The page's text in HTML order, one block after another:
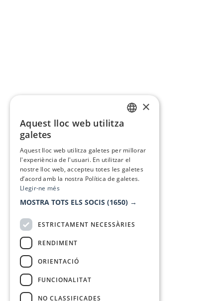
×
Aquest lloc web utilitza
galetes
Aquest lloc web utilitza galetes per millorar
l'experiència de l'usuari. En utilitzar el
nostre lloc web, accepteu totes les galetes
d’acord amb la nostra Política de galetes.
Llegir-ne més
MOSTRA TOTS ELS SOCIS (1650) →
ESTRICTAMENT NECESSÀRIES
RENDIMENT
ORIENTACIÓ
FUNCIONALITAT
NO CLASSIFICADES